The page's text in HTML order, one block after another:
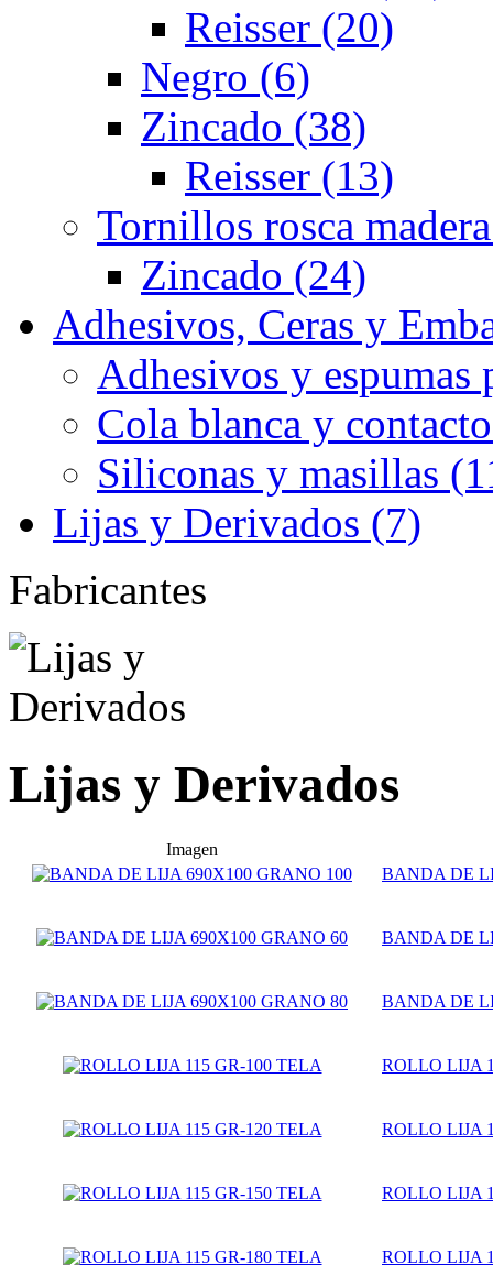
Reisser (20)
Negro (6)
Zincado (38)
Reisser (13)
Tornillos rosca
Zincado (24)
Adhesivos, Ceras y
Adhesivos y
Cola blanca y
Siliconas y masillas
Lijas y Derivados (7)
Fabricantes
Lijas y Derivados
Imagen
BANDA DE
BANDA DE
BANDA DE
ROLLO LIJA
ROLLO LIJA
ROLLO LIJA
ROLLO LIJA